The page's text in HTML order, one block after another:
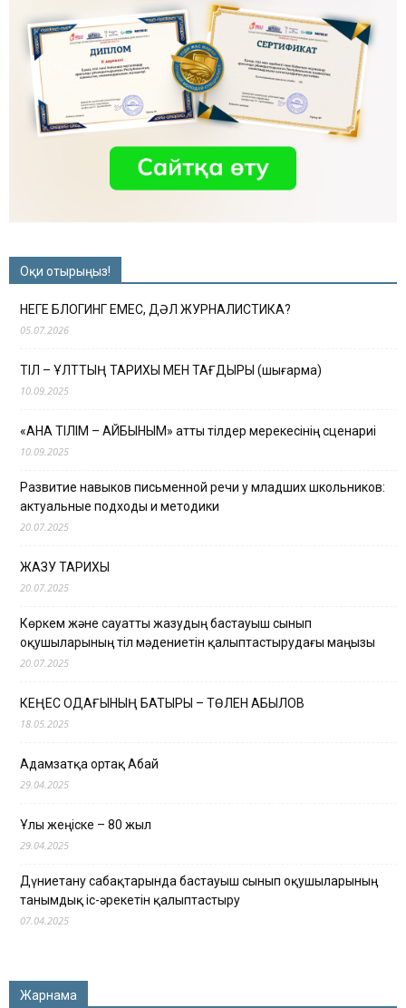
Оқи отырыңыз!
НЕГЕ БЛОГИНГ ЕМЕС, ДӘЛ ЖУРНАЛИСТИКА?
05.07.2026
ТІЛ – ҰЛТТЫҢ ТАРИХЫ МЕН ТАҒДЫРЫ (шығарма)
10.09.2025
«АНА ТІЛІМ – АЙБЫНЫМ» атты тілдер мерекесінің сценариі
10.09.2025
Развитие навыков письменной речи у младших школьников:
актуальные подходы и методики
20.07.2025
ЖАЗУ ТАРИХЫ
20.07.2025
Көркем және сауатты жазудың бастауыш сынып
оқушыларының тіл мәдениетін қалыптастырудағы маңызы
20.07.2025
КЕҢЕС ОДАҒЫНЫҢ БАТЫРЫ – ТӨЛЕН ҚАБЫЛОВ
18.05.2025
Адамзатқа ортақ Абай
29.04.2025
Ұлы жеңіске – 80 жыл
29.04.2025
Дүниетану сабақтарында бастауыш сынып оқушыларының
танымдық іс-әрекетін қалыптастыру
07.04.2025
Жарнама